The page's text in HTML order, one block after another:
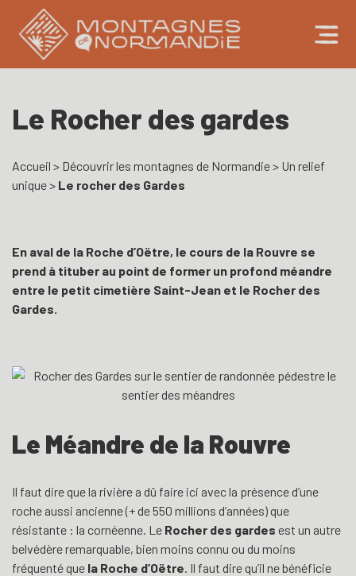
Le Rocher des gardes
Accueil > Découvrir les montagnes de Normandie> Un relief
unique> Le rocher des Gardes
En aval de la Roche d’Oëtre, le cours de la Rouvre se
prend à tituber au point de former un profond méandre
entre le petit cimetière Saint-Jean et le Rocher des
Gardes.
Le Méandre de la Rouvre
Il faut dire que la rivière a dû faire ici avec la présence d’une
roche aussi ancienne (+ de 550 millions d’années) que
résistante : la cornéenne. Le Rocher des gardes est un autre
belvédère remarquable, bien moins connu ou du moins
fréquenté que la Roche d’Oëtre . Il faut dire qu’il ne bénéficie